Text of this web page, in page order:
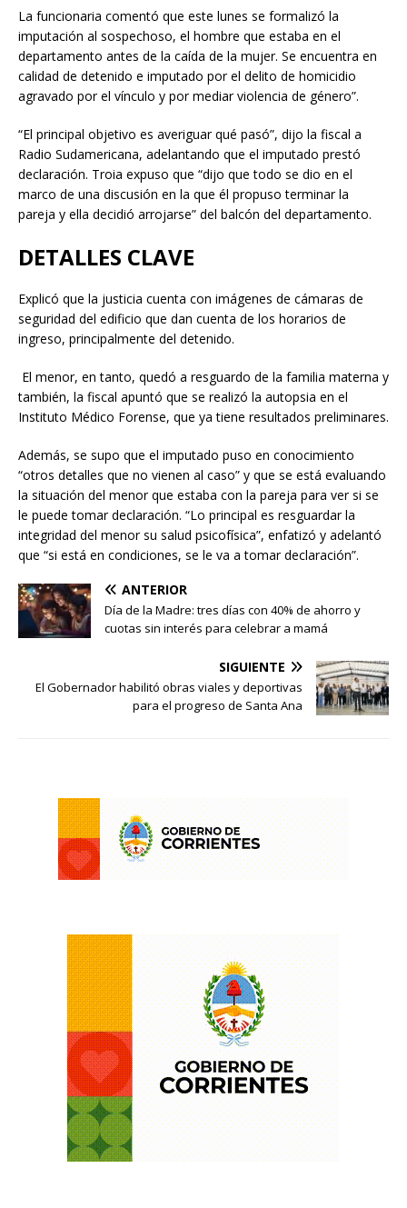
La funcionaria comentó que este lunes se formalizó la
imputación al sospechoso, el hombre que estaba en el
departamento antes de la caída de la mujer. Se encuentra en
calidad de detenido e imputado por el delito de homicidio
agravado por el vínculo y por mediar violencia de género”.
“El principal objetivo es averiguar qué pasó”, dijo la fiscal a
Radio Sudamericana, adelantando que el imputado prestó
declaración. Troia expuso que “dijo que todo se dio en el
marco de una discusión en la que él propuso terminar la
pareja y ella decidió arrojarse” del balcón del departamento.
DETALLES CLAVE
Explicó que la justicia cuenta con imágenes de cámaras de
seguridad del edificio que dan cuenta de los horarios de
ingreso, principalmente del detenido.
El menor, en tanto, quedó a resguardo de la familia materna y
también, la fiscal apuntó que se realizó la autopsia en el
Instituto Médico Forense, que ya tiene resultados preliminares.
Además, se supo que el imputado puso en conocimiento
“otros detalles que no vienen al caso” y que se está evaluando
la situación del menor que estaba con la pareja para ver si se
le puede tomar declaración. “Lo principal es resguardar la
integridad del menor su salud psicofísica”, enfatizó y adelantó
que “si está en condiciones, se le va a tomar declaración”.
ANTERIOR
Día de la Madre: tres días con 40% de ahorro y
cuotas sin interés para celebrar a mamá
SIGUIENTE
El Gobernador habilitó obras viales y deportivas
para el progreso de Santa Ana